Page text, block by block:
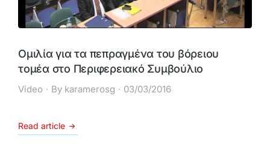
Ομιλία για τα πεπραγμένα του βόρειου
τομέα στο Περιφερειακό Συμβούλιο
Video By karamerosg 03/03/2016
Read article